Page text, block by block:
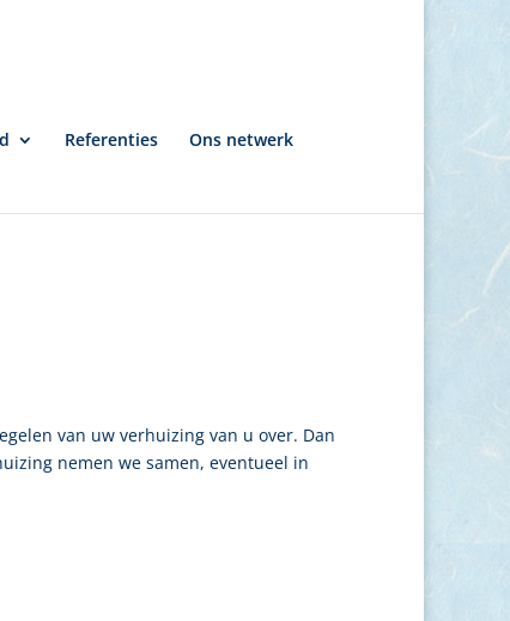
Referenties
Ons netwerk
van uw verhuizing van u over. Dan
nemen we samen, eventueel in